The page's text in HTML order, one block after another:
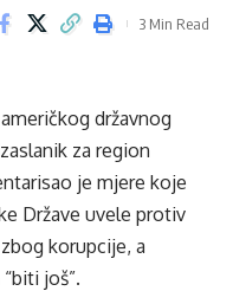
3 Min Read
državnog
za region
je mjere koje
Države uvele protiv
korupcije, a
još”.